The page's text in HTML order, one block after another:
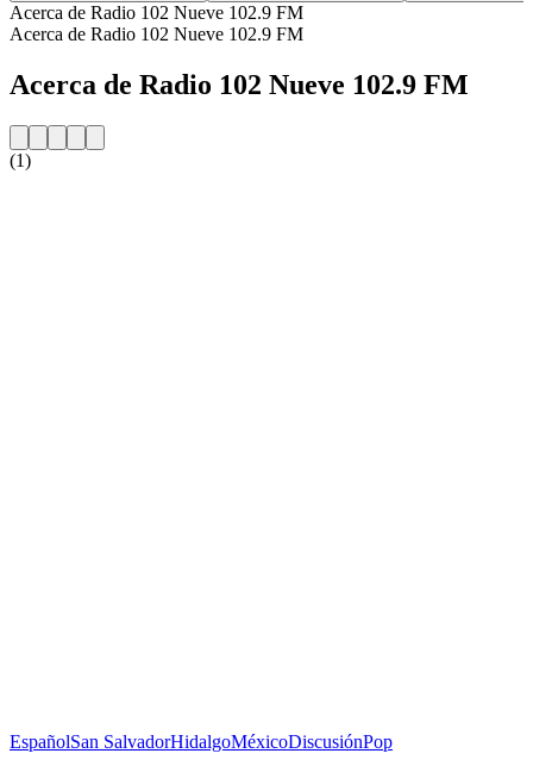
Acerca de Radio 102 Nueve 102.9 FM
Acerca de Radio 102 Nueve 102.9 FM
Acerca de Radio 102 Nueve 102.9 FM
(1)
EspañolSan SalvadorHidalgoMéxicoDiscusiónPop